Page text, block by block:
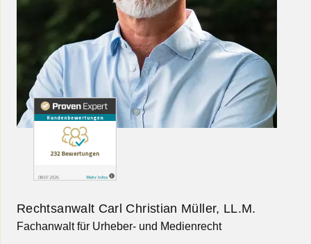
Rechtsanwalt Carl Christian Müller, LL.M.
Fachanwalt für Urheber- und Medienrecht